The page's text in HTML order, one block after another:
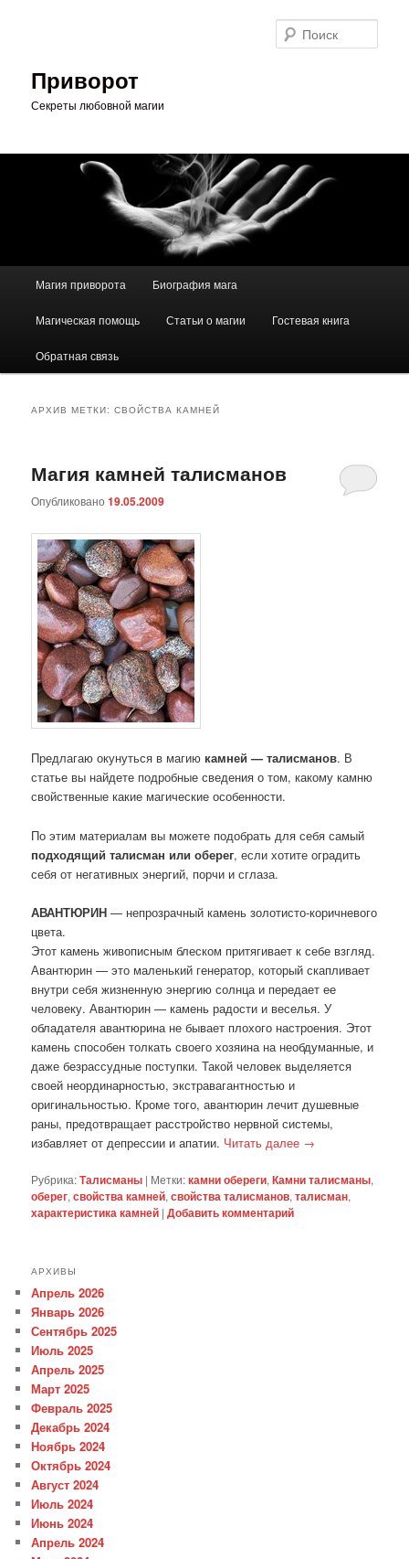
Приворот
Секреты любовной магии
Магия приворота Биография мага
Магическая помощь Статьи о магии Гостевая книга
Обратная связь
АРХИВ МЕТКИ:СВОЙСТВА КАМНЕЙ
Магия камней талисманов
Опубликовано19.05.2009
Предлагаю окунуться в магию камней — талисманов. В
статье вы найдете подробные сведения о том, какому камню
свойственные какие магические особенности.
По этим материалам вы можете подобрать для себя самый
подходящий талисман или оберег, если хотите оградить
себя от негативных энергий, порчи и сглаза.
АВАНТЮРИН — непрозрачный камень золотисто-коричневого
цвета.
Этот камень живописным блеском притягивает к себе взгляд.
Авантюрин — это маленький генератор, который скапливает
внутри себя жизненную энергию солнца и передает ее
человеку. Авантюрин — камень радости и веселья. У
обладателя авантюрина не бывает плохого настроения. Этот
камень способен толкать своего хозяина на необдуманные, и
даже безрассудные поступки. Такой человек выделяется
своей неординарностью, экстравагантностью и
оригинальностью. Кроме того, авантюрин лечит душевные
раны, предотвращает расстройство нервной системы,
избавляет от депрессии и апатии. Читать далее →
Рубрика:Талисманы | Метки:камни обереги,Камни талисманы,
оберег,свойства камней,свойства талисманов,талисман,
характеристика камней |Добавить комментарий
АРХИВЫ
Апрель 2026
Январь 2026
Сентябрь 2025
Июль 2025
Апрель 2025
Март 2025
Февраль 2025
Декабрь 2024
Ноябрь 2024
Октябрь 2024
Август 2024
Июль 2024
Июнь 2024
Апрель 2024